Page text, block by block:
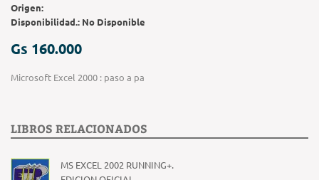
Origen:
Disponibilidad.: No Disponible
Gs 160.000
Microsoft Excel 2000 : paso a pa
LIBROS RELACIONADOS
MS EXCEL 2002 RUNNING+.